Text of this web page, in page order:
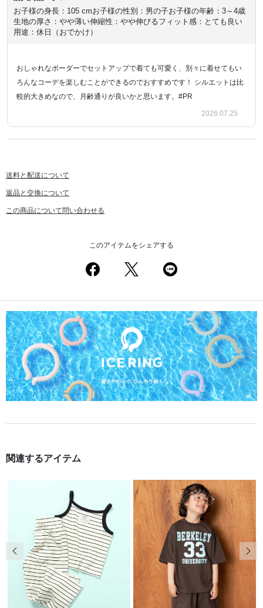
お子様の身長：105 cmお子様の性別：男の子お子様の年齢：3～4歳
生地の厚さ：やや薄い伸縮性：やや伸びるフィット感：とても良い
用途：休日（おでかけ）
おしゃれなボーダーでセットアップで着ても可愛く、別々に着せてもい
ろんなコーデを楽しむことができるのでおすすめです！ シルエットは比
較的大きめなので、月齢通りが良いかと思います。#PR
2026.07.25
送料と配送について
返品と交換について
この商品について問い合わせる
このアイテムをシェアする
関連するアイテム
前の画像 次